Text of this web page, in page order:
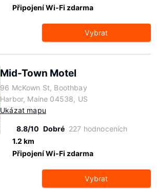
Připojení Wi-Fi zdarma
Vybrat
Mid-Town Motel
96 McKown St, Boothbay
Harbor, Maine 04538, US
Ukázat mapu
8.8/10 Dobré 227 hodnoceních
1.2 km
Připojení Wi-Fi zdarma
Vybrat